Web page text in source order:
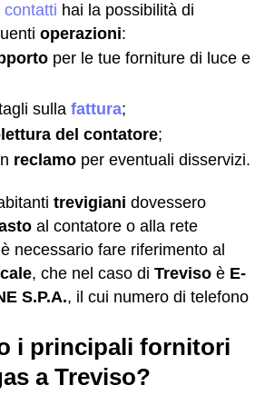
contatti hai la possibilità di
operazioni:
per le tue forniture di luce e
sulla fattura;
del contatore;
reclamo per eventuali disservizi.
trevigiani dovessero
al contatore o alla rete
necessario fare riferimento al
, che nel caso di Treviso è E-
S.P.A., il cui numero di telefono
i principali fornitori
a Treviso?